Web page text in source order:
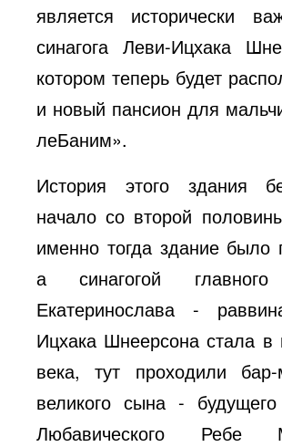
является исторически
синагога Леви-Ицхака
котором теперь будет
и новый пансион для
леБаним».
История этого здания
начало со второй
именно тогда здание было
а синагогой
Екатеринослава -
Ицхака Шнеерсона стала в
века, тут проходили
великого сына -
Любавического Ребе